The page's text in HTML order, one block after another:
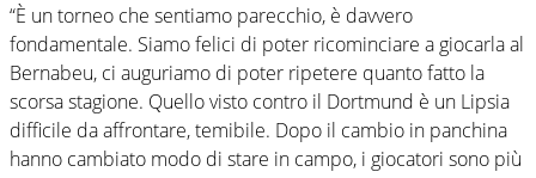
“È un torneo che sentiamo parecchio, è davvero
fondamentale. Siamo felici di poter ricominciare a giocarla al
Bernabeu, ci auguriamo di poter ripetere quanto fatto la
scorsa stagione. Quello visto contro il Dortmund è un Lipsia
difficile da affrontare, temibile. Dopo il cambio in panchina
hanno cambiato modo di stare in campo, i giocatori sono più